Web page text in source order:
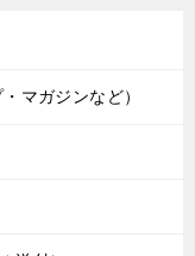
マガジンなど）